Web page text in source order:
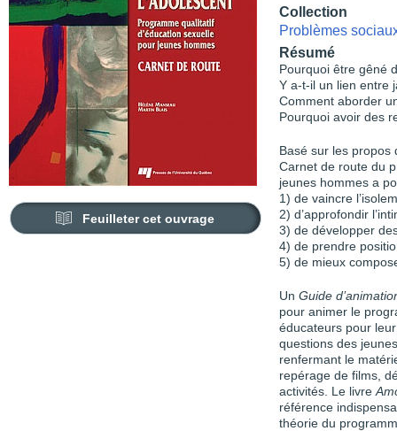
Feuilleter cet ouvrage
Collection
Problèmes
Résumé
Pourquoi être gêné
Y a-t-il un lien entre
Comment aborder
Pourquoi avoir des
Basé sur les propos
Carnet de route du
jeunes hommes a
1) de vaincre
2) d’approfondir
3) de développer
4) de prendre
5) de mieux
Un Guide
pour animer le
éducateurs pour
questions des
renfermant le
repérage de films,
activités. Le livre
référence
théorie du